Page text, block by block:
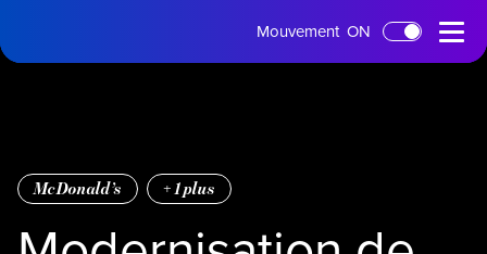
Menu
ouvert
Mouvement ON
McDonald’s +1plus